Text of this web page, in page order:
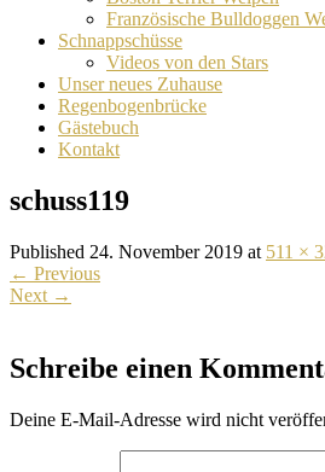
Französische Bulldoggen
Schnappschüsse
Videos von den Stars
Unser neues Zuhause
Regenbogenbrücke
Gästebuch
Kontakt
schuss119
Published 24. November 2019 at 511 ×
← Previous
Next →
Schreibe einen
Deine E-Mail-Adresse wird nicht